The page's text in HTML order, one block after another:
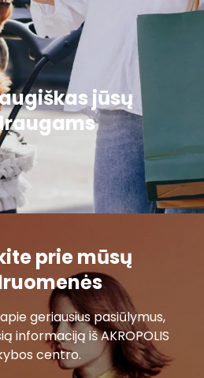
jūsų
prie mūsų
geriausius pasiūlymus,
informaciją iš AKROPOLIS
centro.